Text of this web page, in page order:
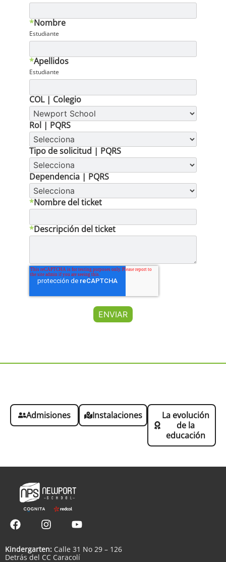
Nombre
*
Estudiante
Apellidos
*
Estudiante
COL | Colegio
Rol | PQRS
Tipo de solicitud | PQRS
Dependencia | PQRS
Nombre del ticket
*
Descripción del ticket
*
Admisiones Instalaciones
La evolución
de la
educación
Kindergarten: Calle 31 No 29 – 126
Detrás del CC Caracolí